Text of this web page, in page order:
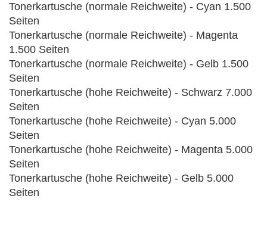
Tonerkartusche (normale Reichweite) - Cyan 1.500
Seiten
Tonerkartusche (normale Reichweite) - Magenta
1.500 Seiten
Tonerkartusche (normale Reichweite) - Gelb 1.500
Seiten
Tonerkartusche (hohe Reichweite) - Schwarz 7.000
Seiten
Tonerkartusche (hohe Reichweite) - Cyan 5.000
Seiten
Tonerkartusche (hohe Reichweite) - Magenta 5.000
Seiten
Tonerkartusche (hohe Reichweite) - Gelb 5.000
Seiten